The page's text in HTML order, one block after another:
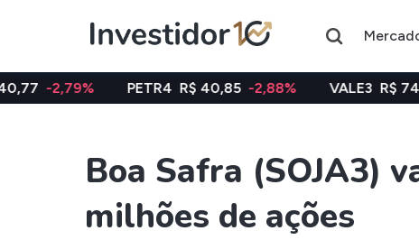
Assuntos do momento
Índice
Ibovespa
Ação
Petrobras
PETR4 R$ 40,85 -2,88% VALE3 R$ 74,97 -0,58%
Boa Safra (SOJA3)
milhões de ações